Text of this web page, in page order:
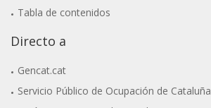
Tabla de contenidos
Directo a
Gencat.cat
Servicio Público de Ocupación de Cataluña